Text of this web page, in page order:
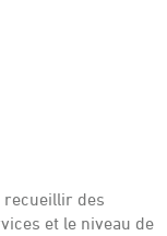
recueillir des
et le niveau de